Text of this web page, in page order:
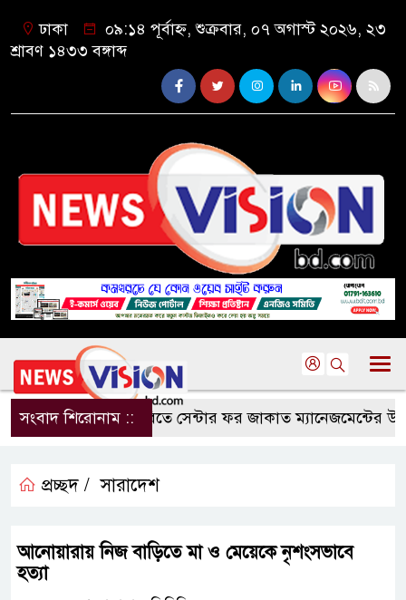
ঢাকা
০৯:১৪ পূর্বাহ্ন, শুক্রবার, ০৭ অগাস্ট ২০২৬, ২৩
শ্রাবণ ১৪৩৩ বঙ্গাব্দ
সংবাদ শিরোনাম ::কুবিতে সেন্টার ফর জাকাত ম্যানেজমেন্টের
প্রচ্ছদ / সারাদেশ
আনোয়ারায় নিজ বাড়িতে মা ও মেয়েকে নৃশংসভাবে
হত্যা